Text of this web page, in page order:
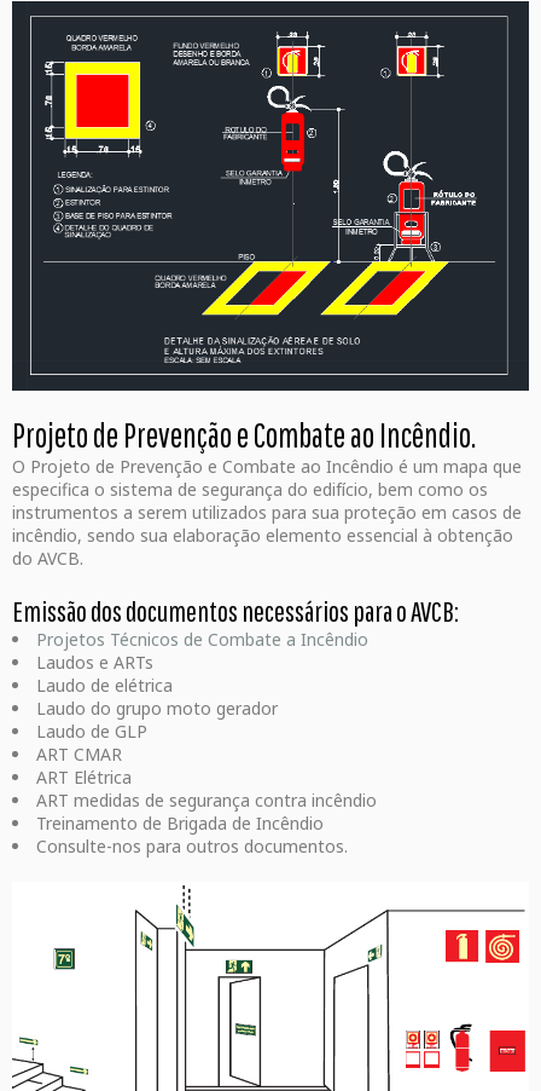
Projeto de Prevenção e Combate ao Incêndio.
O Projeto de Prevenção e Combate ao Incêndio é um mapa que
especifica o sistema de segurança do edifício, bem como os
instrumentos a serem utilizados para sua proteção em casos de
incêndio, sendo sua elaboração elemento essencial à obtenção
do AVCB.
Emissão dos documentos necessários para o AVCB:
Projetos Técnicos de Combate a Incêndio
Laudos e ARTs
Laudo de elétrica
Laudo do grupo moto gerador
Laudo de GLP
ART CMAR
ART Elétrica
ART medidas de segurança contra incêndio
Treinamento de Brigada de Incêndio
Consulte-nos para outros documentos.